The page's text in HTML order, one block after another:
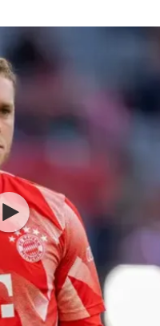
הפועל תל אביב
הפועל באר שבע